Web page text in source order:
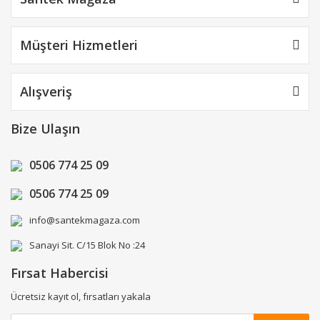
Müşteri Hizmetleri
Alışveriş
Bize Ulaşın
0506 774 25 09
0506 774 25 09
info@santekmagaza.com
Sanayi Sit. C/15 Blok No :24
Fırsat Habercisi
Ücretsiz kayıt ol, fırsatları yakala